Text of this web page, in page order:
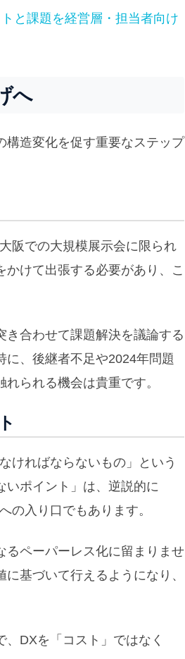
と課題を経営層・担当者向け
へ
構造変化を促す重要なステップ
阪での大規模展示会に限られ
けて出張する必要があり、こ
合わせて課題解決を議論する
、後継者不足や2024年問題
られる機会は貴重です。
ければならないもの」という
いポイント」は、逆説的に
の入り口でもあります。
るペーパーレス化に留まりませ
基づいて行えるようになり、
DXを「コスト」ではなく